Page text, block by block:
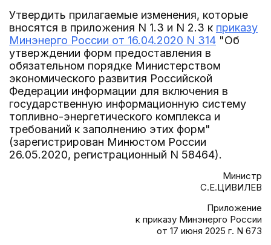
Утвердить прилагаемые изменения, которые
вносятся в приложения N 1.3 и N 2.3 к приказу
Минэнерго России от 16.04.2020 N 314 "Об
утверждении форм предоставления в
обязательном порядке Министерством
экономического развития Российской
Федерации информации для включения в
государственную информационную систему
топливно-энергетического комплекса и
требований к заполнению этих форм"
(зарегистрирован Минюстом России
26.05.2020, регистрационный N 58464).
Министр
С.Е.ЦИВИЛЕВ
Приложение
к приказу Минэнерго России
от 17 июня 2025 г. N 673